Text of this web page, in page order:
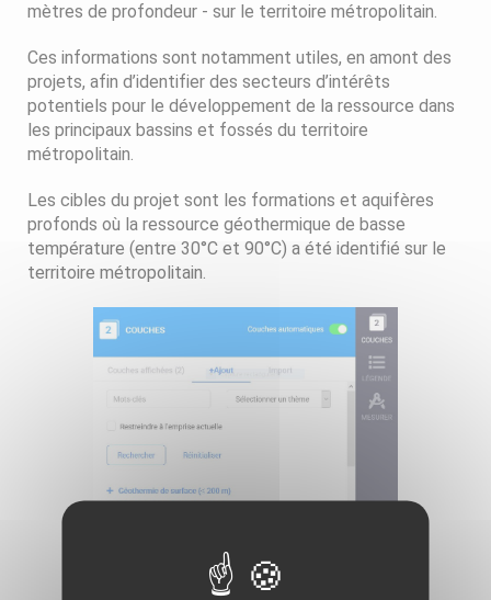
mètres de profondeur - sur le territoire métropolitain.
Ces informations sont notamment utiles, en amont des
projets, afin d’identifier des secteurs d’intérêts
potentiels pour le développement de la ressource dans
les principaux bassins et fossés du territoire
métropolitain.
Les cibles du projet sont les formations et aquifères
profonds où la ressource géothermique de basse
température (entre 30°C et 90°C) a été identifié sur le
territoire métropolitain.